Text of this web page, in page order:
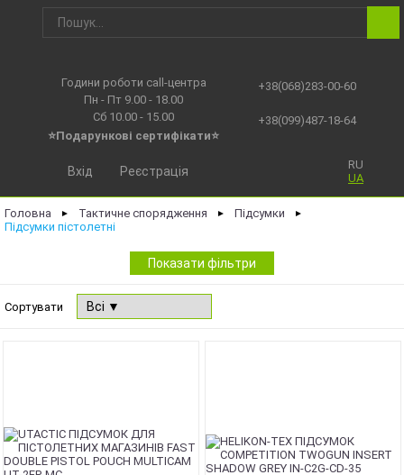
Години роботи call-центра
Пн - Пт 9.00 - 18.00
Сб 10.00 - 15.00
⭐Подарункові сертифікати⭐
+38(068)283-00-60
+38(099)487-18-64
RU
UA
Вхід Реєстрація
Головна ► Тактичне спорядження ► Підсумки ►
Підсумки пістолетні
Показати фільтри
Сортувати